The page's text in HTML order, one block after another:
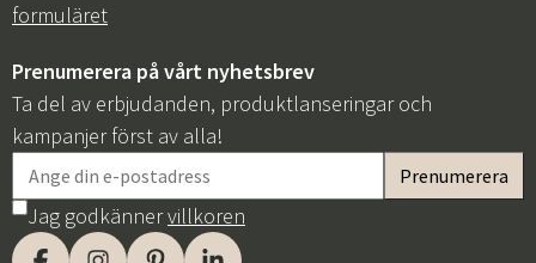
formuläret
Prenumerera på vårt nyhetsbrev
Ta del av erbjudanden, produktlanseringar och
kampanjer först av alla!
Jag godkännervillkoren